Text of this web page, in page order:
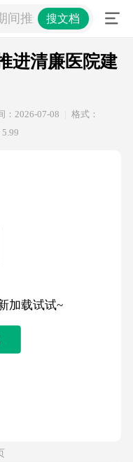
间推进清廉医院建设
搜文档
进清廉医院建
：2026-07-08
格式：
加载试试~